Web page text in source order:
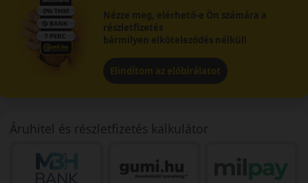
Nézze meg, elérhető-e Ön számára a
részletfizetés
bármilyen elköteleződés nélkül!
Elindítom az előbírálatot
Áruhitel és részletfizetés kalkulátor